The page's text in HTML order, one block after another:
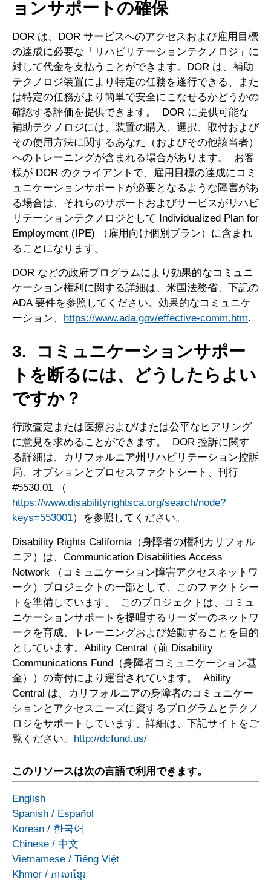
ョンサポートの確保
DOR は、DOR サービスへのアクセスおよび雇用目標
の達成に必要な「リハビリテーションテクノロジ」に
対して代金を支払うことができます。DOR は、補助
テクノロジ装置により特定の任務を遂行できる、また
は特定の任務がより簡単で安全にこなせるかどうかの
確認する評価を提供できます。 DOR に提供可能な
補助テクノロジには、装置の購入、選択、取付および
その使用方法に関するあなた（およびその他該当者）
へのトレーニングが含まれる場合があります。 お客
様が DOR のクライアントで、雇用目標の達成にコミ
ュニケーションサポートが必要となるような障害があ
る場合は、それらのサポートおよびサービスがリハビ
リテーションテクノロジとして Individualized Plan for
Employment (IPE) （雇用向け個別プラン）に含まれ
ることになります。
DOR などの政府プログラムにより効果的なコミュニ
ケーション権利に関する詳細は、米国法務省、下記の
ADA 要件を参照してください。効果的なコミュニケ
ーション、 https://www.ada.gov/effective-comm.htm.
3. コミュニケーションサポー
トを断るには、どうしたらよい
ですか？
行政査定または医療および/または公平なヒアリング
に意見を求めることができます。 DOR 控訴に関す
る詳細は、カリフォルニア州リハビリテーション控訴
局、オプションとプロセスファクトシート、刊行
#5530.01 （
https://www.disabilityrightsca.org/search/node?
keys=553001）を参照してください。
Disability Rights California（身障者の権利カリフォル
ニア）は、Communication Disabilities Access
Network （コミュニケーション障害アクセスネットワ
ーク）プロジェクトの一部として、このファクトシー
トを準備しています。 このプロジェクトは、コミュ
ニケーションサポートを提唱するリーダーのネットワ
ークを育成、トレーニングおよび始動することを目的
としています。Ability Central（前 Disability
Communications Fund（身障者コミュニケーション基
金））の寄付により運営されています。 Ability
Central は、カリフォルニアの身障者のコミュニケー
ションとアクセスニーズに資するプログラムとテクノ
ロジをサポートしています。詳細は、下記サイトをご
覧ください。 http://dcfund.us/
このリソースは次の言語で利用できます。
English
Spanish / Español
Korean / 한국어
Chinese / 中文
Vietnamese / Tiếng Việt
Khmer / ភាសាខ្មែរ